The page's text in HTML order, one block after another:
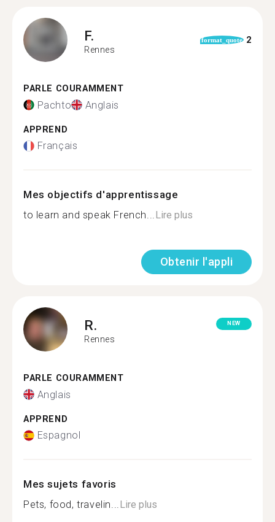
F.
Rennes
format_quote 2
PARLE COURAMMENT
Pachto Anglais
APPREND
Français
Mes objectifs d'apprentissage
to learn and speak French...Lire plus
Obtenir l'appli
R.
Rennes
NEW
PARLE COURAMMENT
Anglais
APPREND
Espagnol
Mes sujets favoris
Pets, food, travelin...Lire plus